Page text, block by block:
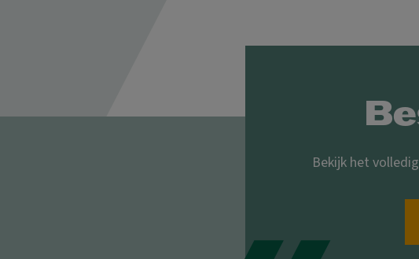
Bekijk het